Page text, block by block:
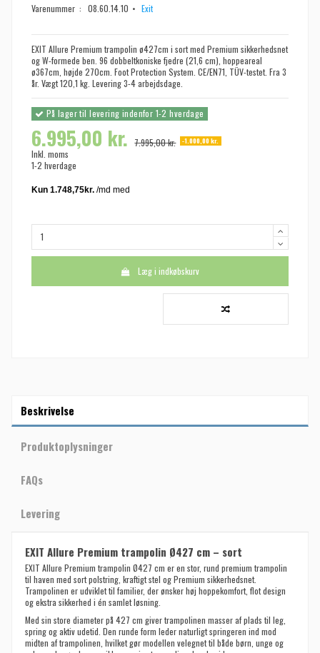
Varenummer : 08.60.14.10 Exit
EXIT Allure Premium trampolin ø427cm i sort med Premium sikkerhedsnet
og W-formede ben. 96 dobbeltkoniske fjedre (21,6 cm), hoppeareal
ø367cm, højde 270cm. Foot Protection System. CE/EN71, TÜV-testet. Fra 3
år. Vægt 120,1 kg. Levering 3-4 arbejdsdage.
På lager til levering indenfor 1-2 hverdage
6.995,00 kr. 7.995,00 kr. -1.000,00 kr.
Inkl. moms
1-2 hverdage
Læg i indkøbskurv
Beskrivelse
Produktoplysninger
FAQs
Levering
EXIT Allure Premium trampolin Ø427 cm – sort
EXIT Allure Premium trampolin Ø427 cm er en stor, rund premium trampolin
til haven med sort polstring, kraftigt stel og Premium sikkerhedsnet.
Trampolinen er udviklet til familier, der ønsker høj hoppekomfort, flot design
og ekstra sikkerhed i én samlet løsning.
Med sin store diameter på 427 cm giver trampolinen masser af plads til leg,
spring og aktiv udetid. Den runde form leder naturligt springeren ind mod
midten af trampolinen, hvilket gør modellen velegnet til både børn, unge og